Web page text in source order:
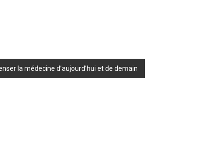
la médecine d’aujourd’hui et de demain